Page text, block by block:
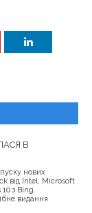
В
нових
від Intel, Microsoft
з Bing.
видання